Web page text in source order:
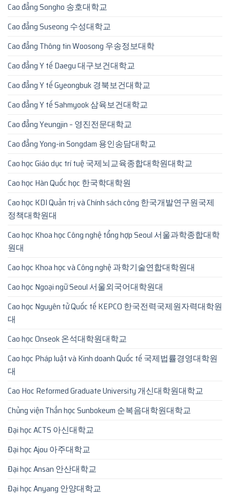
Cao đẳng Songho 송호대학교
Cao đẳng Suseong 수성대학교
Cao đẳng Thông tin Woosong 우송정보대학
Cao đẳng Y tế Daegu 대구보건대학교
Cao đẳng Y tế Gyeongbuk 경북보건대학교
Cao đẳng Y tế Sahmyook 삼육보건대학교
Cao đẳng Yeungjin – 영진전문대학교
Cao đẳng Yong-in Songdam 용인송담대학교
Cao học Giáo dục trí tuệ 국제뇌교육종합대학원대학교
Cao học Hàn Quốc học 한국학대학원
Cao học KDI Quản trị và Chính sách công 한국개발연구원국제
정책대학원대
Cao học Khoa học Công nghệ tổng hợp Seoul 서울과학종합대학
원대
Cao học Khoa học và Công nghệ 과학기술연합대학원대
Cao học Ngoại ngữ Seoul 서울외국어대학원대
Cao học Nguyên tử Quốc tế KEPCO 한국전력국제원자력대학원
대
Cao học Onseok 온석대학원대학교
Cao học Pháp luật và Kinh doanh Quốc tế 국제법률경영대학원
대
Cao Hoc Reformed Graduate University 개신대학원대학교
Chủng viện Thần học Sunbokeum 순복음대학원대학교
Đại học ACTS 아신대학교
Đại học Ajou 아주대학교
Đại học Ansan 안산대학교
Đại học Anyang 안양대학교